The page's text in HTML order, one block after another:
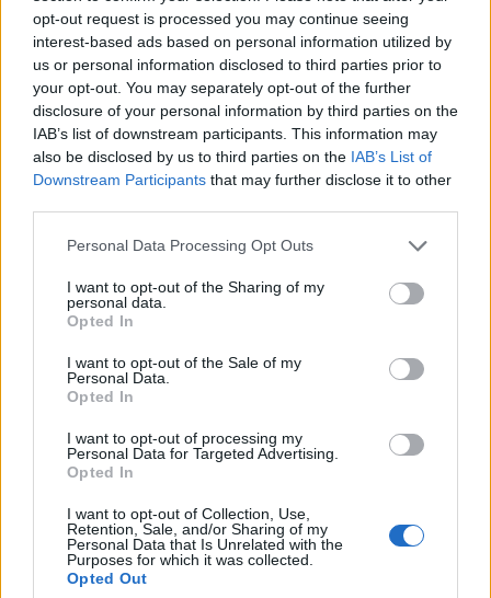
opt-out request is processed you may continue seeing
interest-based ads based on personal information utilized by
us or personal information disclosed to third parties prior to
your opt-out. You may separately opt-out of the further
disclosure of your personal information by third parties on the
IAB’s list of downstream participants. This information may
also be disclosed by us to third parties on the IAB’s List of
Downstream Participants that may further disclose it to other
Personal Data Processing Opt Outs
I want to opt-out of the Sharing of my
personal data.
Opted In
I want to opt-out of the Sale of my
Personal Data.
Opted In
I want to opt-out of processing my
Personal Data for Targeted Advertising.
Opted In
I want to opt-out of Collection, Use,
Retention, Sale, and/or Sharing of my
Personal Data that Is Unrelated with the
Purposes for which it was collected.
Opted Out
Tűzgyújtási tilalmat rendeltek el az alföldi
térségben az elmúlt napok átlagosnál melegebb
időjárása és a térség erdőterületein található
avar-, gyep- és tűlevélréteg kiszáradása miatt -
közölte a Nemzeti Élelmiszerlánc-biztonsági
Hivatal (Nébih) csütörtökön az MTI-vel.
Sustainable World 2026Szeptember 8-án jön az év egyik
Portfolio Sustainable World 2026. A szektorsemleges
konferencia a zöld gazdasággal kapcsolatos
foglalkozik, de emellett helyszíne a Green Awards
díjátadónak is. Részletek a linken.Információ és
A keresett cikk a portfolio.hu hírarchívumához
tartozik, melynek olvasása előfizetéses
regisztrációhoz kötött.